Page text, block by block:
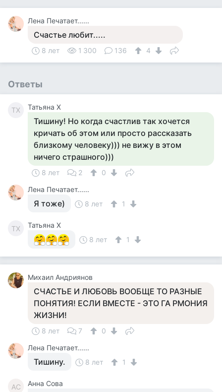
Лена Печатает......
Счастье любит.....
8 лет 1 300 136 4
Ответы
ТХ Татьяна Х
Тишину! Но когда счастлив так хочется
кричать об этом или просто рассказать
близкому человеку))) не вижу в этом
ничего страшного)))
8 лет 2
0
Лена Печатает......
Я тоже) 8 лет 1
ТХ
Татьяна Х
8 лет
1
Михаил Андриянов
СЧАСТЬЕ И ЛЮБОВЬ ВООБЩЕ ТО РАЗНЫЕ
ПОНЯТИЯ! ЕСЛИ ВМЕСТЕ - ЭТО ГА РМОНИЯ
ЖИЗНИ!
8 лет 7
0
Лена Печатает......
Тишину. 8 лет 1
АС Анна Сова